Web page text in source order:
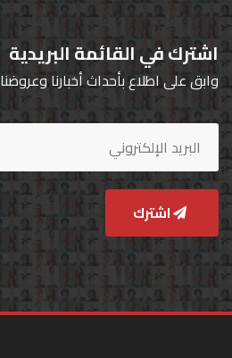
اشترك في القائمة البريدية
وابق على اطلاع بأحداث أخبارنا وعروضنا
اشترك